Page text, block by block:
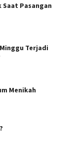
Saat Pasangan
Terjadi
Menikah